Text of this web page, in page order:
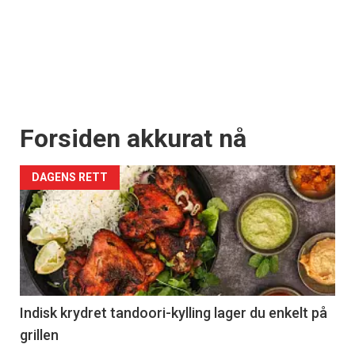
Forsiden akkurat nå
DAGENS RETT
Indisk krydret tandoori-kylling lager du enkelt på
grillen